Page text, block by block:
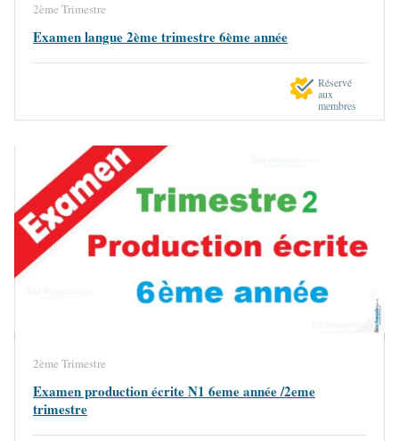
2ème Trimestre
Examen langue 2ème trimestre 6ème année
Réservé
aux
membres
2ème Trimestre
Examen production écrite N1 6eme année /2eme
trimestre